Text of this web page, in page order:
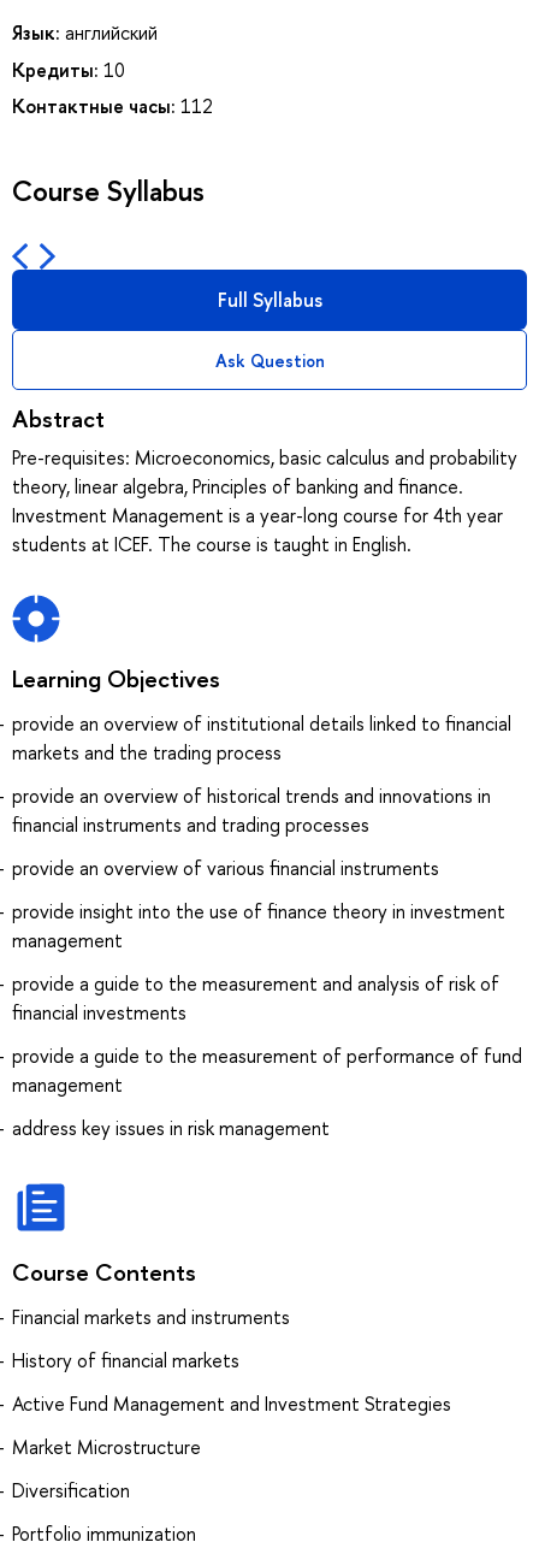
Язык: английский
Кредиты: 10
Контактные часы: 112
Course Syllabus
Full Syllabus
Ask Question
Abstract
Pre-requisites: Microeconomics, basic calculus and probability
theory, linear algebra, Principles of banking and finance.
Investment Management is a year-long course for 4th year
students at ICEF. The course is taught in English.
Learning Objectives
provide an overview of institutional details linked to financial
markets and the trading process
provide an overview of historical trends and innovations in
financial instruments and trading processes
provide an overview of various financial instruments
provide insight into the use of finance theory in investment
management
provide a guide to the measurement and analysis of risk of
financial investments
provide a guide to the measurement of performance of fund
management
address key issues in risk management
Course Contents
Financial markets and instruments
History of financial markets
Active Fund Management and Investment Strategies
Market Microstructure
Diversification
Portfolio immunization